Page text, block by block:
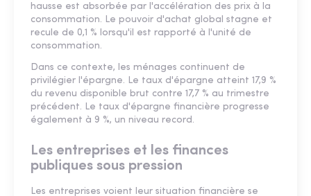
hausse est absorbée par l'accélération des prix à la
consommation. Le pouvoir d'achat global stagne et
recule de 0,1 % lorsqu'il est rapporté à l'unité de
consommation.
Dans ce contexte, les ménages continuent de
privilégier l'épargne. Le taux d'épargne atteint 17,9 %
du revenu disponible brut contre 17,7 % au trimestre
précédent. Le taux d'épargne financière progresse
également à 9 %, un niveau record.
Les entreprises et les finances
publiques sous pression
Les entreprises voient leur situation financière se